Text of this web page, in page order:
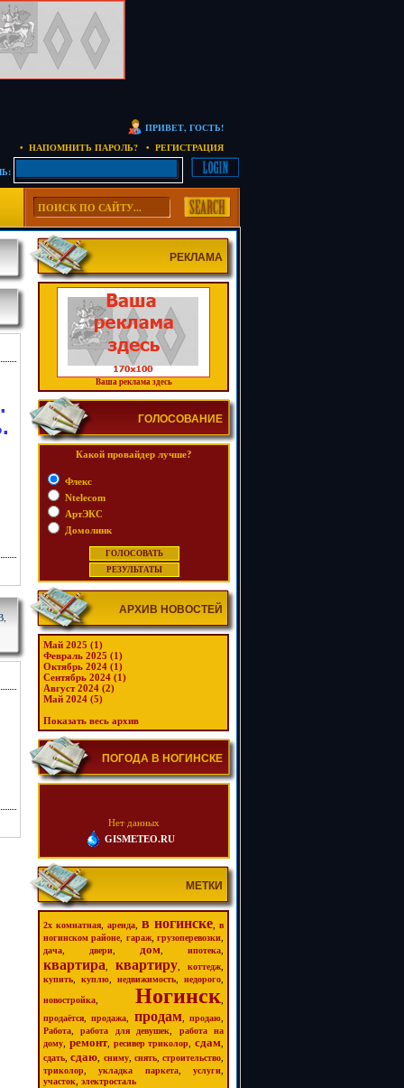
ПРИВЕТ, ГОСТЬ!
• НАПОМНИТЬ ПАРОЛЬ?
• РЕГИСТРАЦИЯ
РЕКЛАМА
Ваша реклама здесь
ГОЛОСОВАНИЕ
Какой провайдер лучше?
Флекс
Ntelecom
АртЭКС
Домолинк
АРХИВ НОВОСТЕЙ
Май 2025 (1)
Февраль 2025 (1)
Октябрь 2024 (1)
Сентябрь 2024 (1)
Август 2024 (2)
Май 2024 (5)
Показать весь архив
ПОГОДА В НОГИНСКЕ
Нет данных
GISMETEO.RU
МЕТКИ
2х комнатная аренда в ногинске
в
ногинском районе
гараж,грузоперевозки
дача двери дом ипотека
квартира квартиру коттедж
купить куплю недвижимость недорого
новостройка Ногинск
продаётся ,продажа продам,продаю
Работа ,работа для девушек
работа на
дому
ремонт, ресивер триколор сдам
сдать ,сдаю сниму, снять, строительство
триколор ,укладка паркета,услуги
участок электросталь